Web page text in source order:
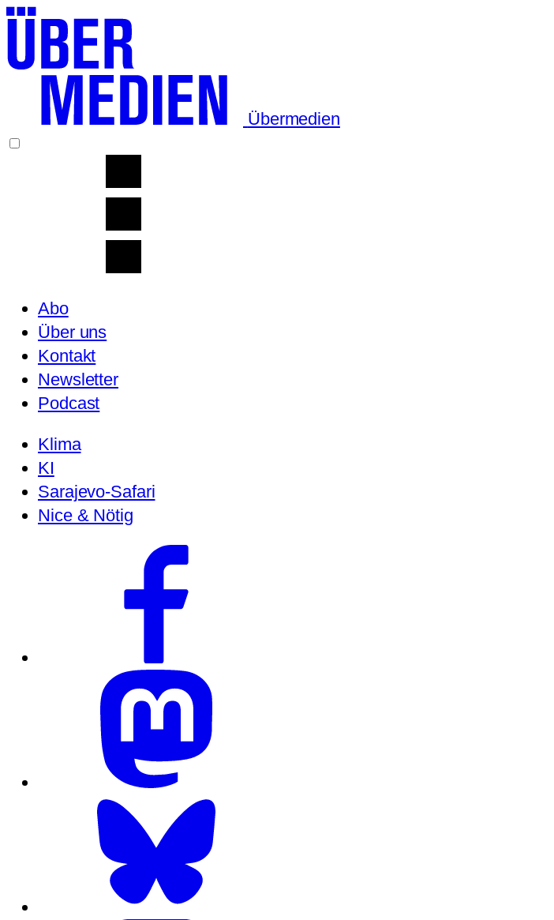
Übermedien
Abo
Über uns
Kontakt
Newsletter
Podcast
Klima
KI
Sarajevo-Safari
Nice & Nötig